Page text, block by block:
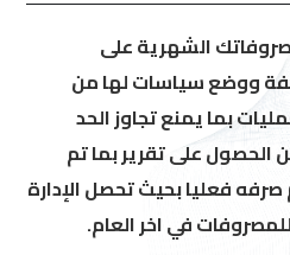
الشهرية على
ووضع سياسات لها من
بما يمنع تجاوز الحد
الحصول على تقرير بما تم
فعليا بحيث تحصل الإدارة
في اخر العام.